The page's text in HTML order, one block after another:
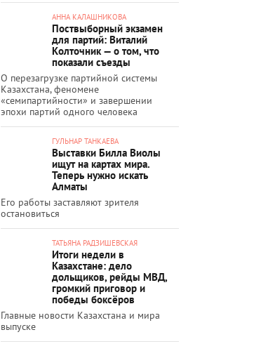
АННА КАЛАШНИКОВА
Поствыборный экзамен
для партий: Виталий
Колточник — о том, что
показали съезды
О перезагрузке партийной системы
Казахстана, феномене
«семипартийности» и завершении
эпохи партий одного человека
ГУЛЬНАР ТАНКАЕВА
Выставки Билла Виолы
ищут на картах мира.
Теперь нужно искать
Алматы
Его работы заставляют зрителя
остановиться
ТАТЬЯНА РАДЗИШЕВСКАЯ
Итоги недели в
Казахстане: дело
дольщиков, рейды МВД,
громкий приговор и
победы боксёров
Главные новости Казахстана и мира
выпуске